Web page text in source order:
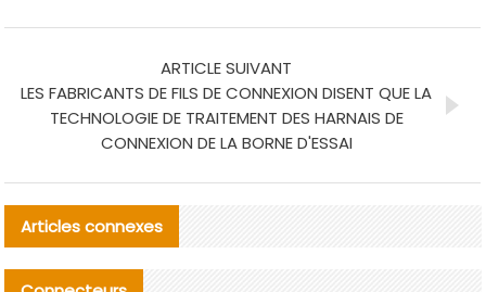
ARTICLE SUIVANT
LES FABRICANTS DE FILS DE CONNEXION DISENT QUE LA
TECHNOLOGIE DE TRAITEMENT DES HARNAIS DE
CONNEXION DE LA BORNE D'ESSAI
Articles connexes